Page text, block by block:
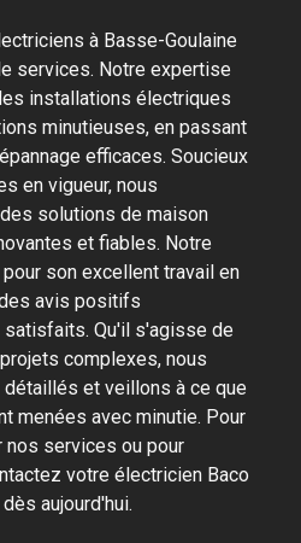
à Basse-Goulaine
services. Notre expertise
installations électriques
minutieuses, en passant
efficaces. Soucieux
en vigueur, nous
solutions de maison
et fiables. Notre
son excellent travail en
avis positifs
Qu'il s'agisse de
complexes, nous
et veillons à ce que
menées avec minutie. Pour
services ou pour
votre électricien Baco
aujourd'hui.